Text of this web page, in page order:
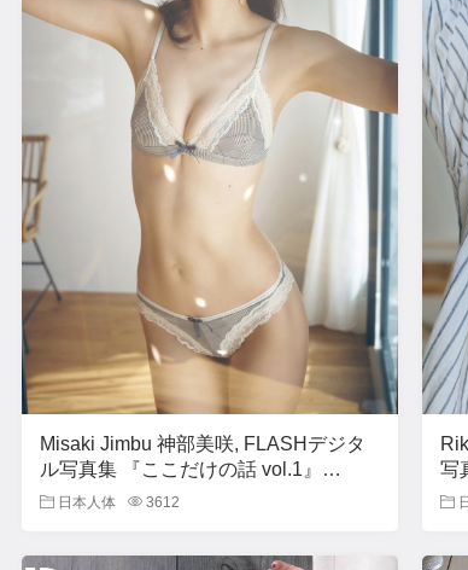
Misaki Jimbu 神部美咲, FLASHデジタ
ル写真集 『ここだけの話 vol.1』
Set.03
日本人体 3612
写